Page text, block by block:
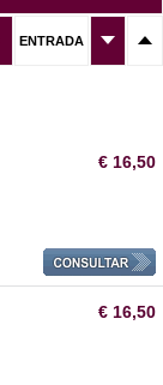
ENTRADA
€ 16,50
€ 16,50